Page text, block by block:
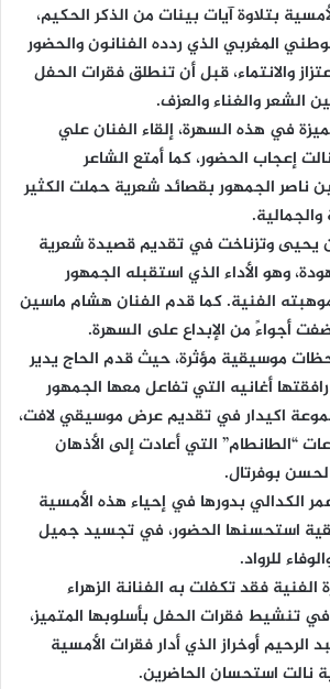
بتلاوة آيات بينات من الذكر الحكيم،
المغربي الذي ردده الفنانون والحضور
والانتماء، قبل أن تنطلق فقرات الحفل
الشعر والغناء والعزف.
في هذه السهرة، إلقاء الفنان علي
إعجاب الحضور، كما أمتع الشاعر
ناصر الجمهور بقصائد شعرية حملت الكثير
يحيى وتزناخت في تقديم قصيدة شعرية
وهو الأداء الذي استقبله الجمهور
الفنية. كما قدم الفنان هشام ماسين
أجواءً من الإبداع على السهرة.
موسيقية مؤثرة، حيث قدم الحاج يدير
أغانيه التي تفاعل معها الجمهور
اكيدار في تقديم عرض موسيقي لافت،
“الطانطام” التي أعادت إلى الأذهان
بوفرتال.
الكدالي بدورها في إحياء هذه الأمسية
استحسنها الحضور، في تجسيد جميل
للرواد.
فقد تكفلت به الفنانة الزهراء
تنشيط فقرات الحفل بأسلوبها المتميز،
الرحيم أوخراز الذي أدار فقرات الأمسية
نالت استحسان الحاضرين.